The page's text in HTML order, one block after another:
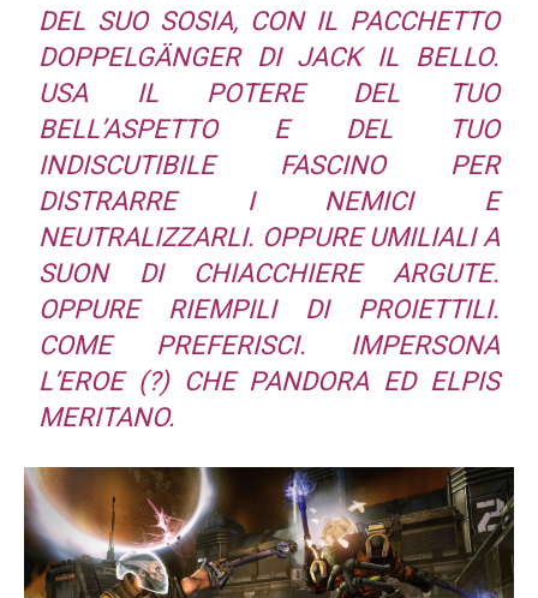
DEL SUO SOSIA, CON IL PACCHETTO
DOPPELGÄNGER DI JACK IL BELLO.
USA IL POTERE DEL TUO
BELL’ASPETTO E DEL TUO
INDISCUTIBILE FASCINO PER
DISTRARRE I NEMICI E
NEUTRALIZZARLI. OPPURE UMILIALI A
SUON DI CHIACCHIERE ARGUTE.
OPPURE RIEMPILI DI PROIETTILI.
COME PREFERISCI. IMPERSONA
L’EROE (?) CHE PANDORA ED ELPIS
MERITANO.